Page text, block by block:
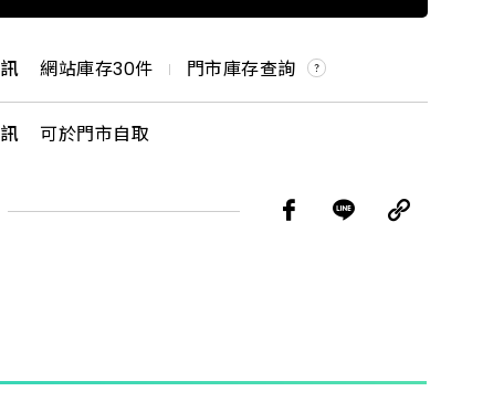
網站庫存30件 門市庫存查詢
可於門市自取